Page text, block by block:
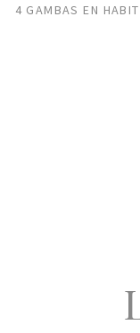
4 GAMBAS EN